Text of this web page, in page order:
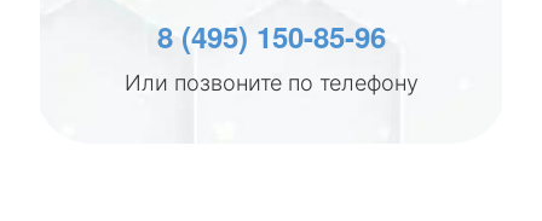
8 (495) 150-85-96
Или позвоните по телефону